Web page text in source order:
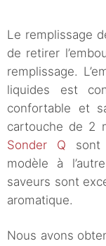
Le remplissage
de retirer
remplissage.
liquides est
confortable et
cartouche de 2
Sonder Q sont
modèle à
saveurs sont
aromatique.
Nous avons